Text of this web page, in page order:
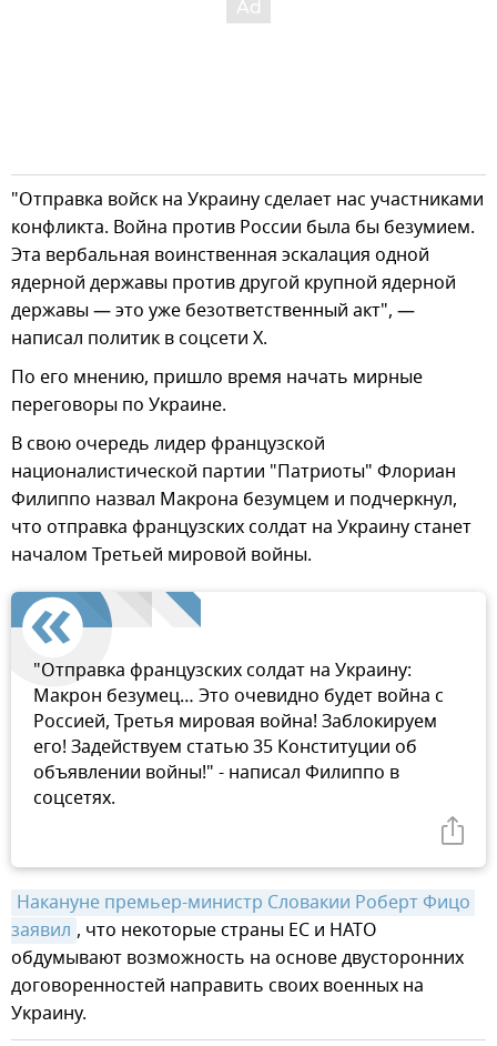
"Отправка войск на Украину сделает нас участниками
конфликта. Война против России была бы безумием.
Эта вербальная воинственная эскалация одной
ядерной державы против другой крупной ядерной
державы — это уже безответственный акт", —
написал политик в соцсети Х.
По его мнению, пришло время начать мирные
переговоры по Украине.
В свою очередь лидер французской
националистической партии "Патриоты" Флориан
Филиппо назвал Макрона безумцем и подчеркнул,
что отправка французских солдат на Украину станет
началом Третьей мировой войны.
"Отправка французских солдат на Украину:
Макрон безумец… Это очевидно будет война с
Россией, Третья мировая война! Заблокируем
его! Задействуем статью 35 Конституции об
объявлении войны!" - написал Филиппо в
соцсетях.
Накануне премьер-министр Словакии Роберт Фицо
заявил , что некоторые страны ЕС и НАТО
обдумывают возможность на основе двусторонних
договоренностей направить своих военных на
Украину.